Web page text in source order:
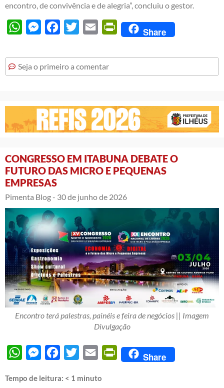
encontro, de convivência e de alegria”, concluiu o gestor.
WhatsAppMessengerFacebook
Twitter Email PrintFriendly
Share
Seja o primeiro a comentar
CONGRESSO EM ITABUNA DEBATE O
FUTURO DAS MICRO E PEQUENAS
EMPRESAS
Pimenta Blog - 30 de junho de 2026
Encontro terá palestras, painéis e feira de negócios || Imagem
Divulgação
WhatsAppMessengerFacebook
Twitter Email PrintFriendly
Share
Tempo de leitura: < 1 minuto